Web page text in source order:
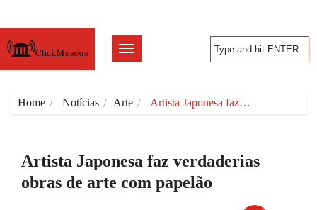
Home Notícias Arte Artista Japonesa faz…
Artista Japonesa faz verdaderias
obras de arte com papelão